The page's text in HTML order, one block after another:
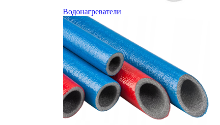
Водонагреватели